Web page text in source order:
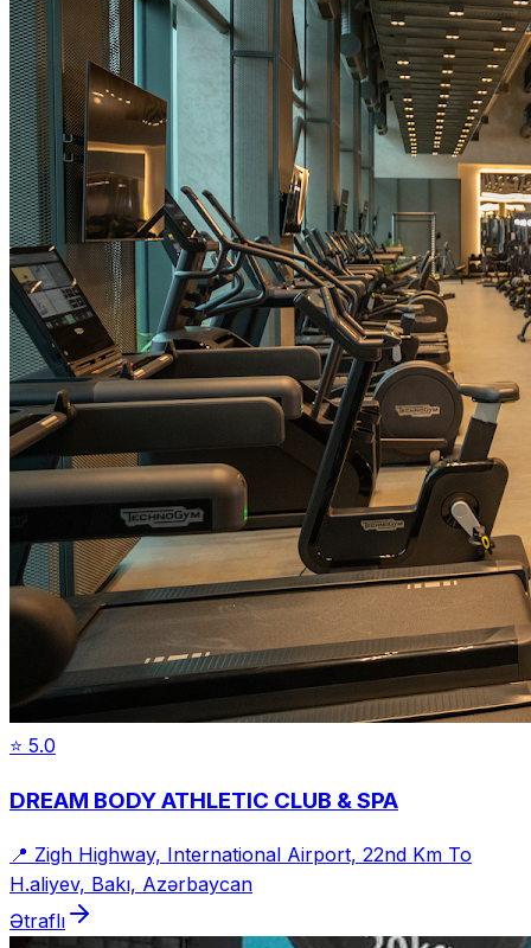
⭐ 5.0
DREAM BODY ATHLETIC CLUB & SPA
📍 Zigh Highway, International Airport, 22nd Km To
H.aliyev, Bakı, Azərbaycan
Ətraflı